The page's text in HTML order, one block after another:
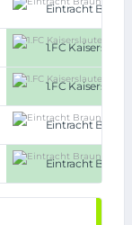
Eintracht
1.FC
1.FC
Eintracht
Eintracht